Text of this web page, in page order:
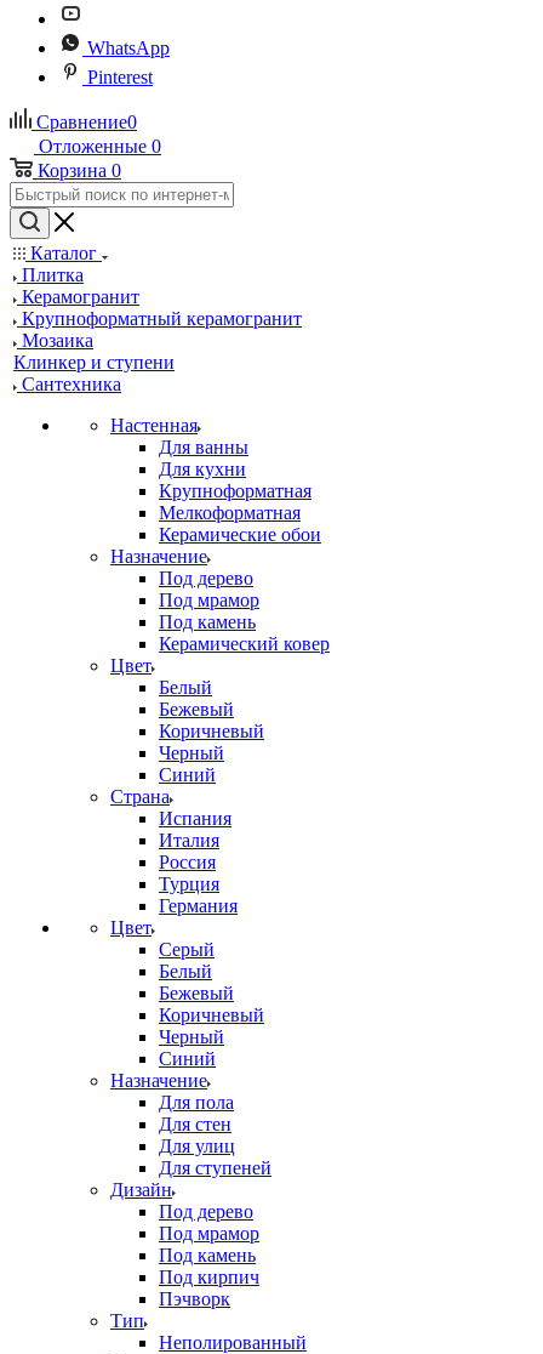
WhatsApp
Pinterest
Сравнение0
Отложенные 0
Корзина 0
Каталог
Плитка
Керамогранит
Крупноформатный керамогранит
Мозаика
Клинкер и ступени
Сантехника
Настенная
Для ванны
Для кухни
Крупноформатная
Мелкоформатная
Керамические обои
Назначение
Под дерево
Под мрамор
Под камень
Керамический ковер
Цвет
Белый
Бежевый
Коричневый
Черный
Синий
Страна
Испания
Италия
Россия
Турция
Германия
Цвет
Серый
Белый
Бежевый
Коричневый
Черный
Синий
Назначение
Для пола
Для стен
Для улиц
Для ступеней
Дизайн
Под дерево
Под мрамор
Под камень
Под кирпич
Пэчворк
Тип
Неполированный